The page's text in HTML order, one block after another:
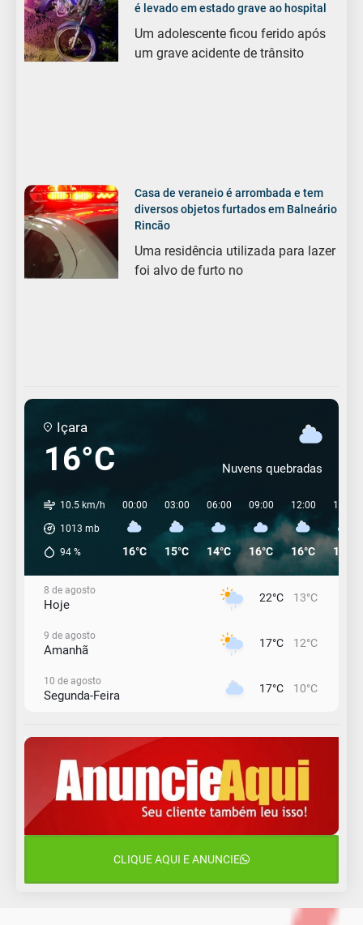
é levado em estado grave ao hospital
Um adolescente ficou ferido após
um grave acidente de trânsito
Casa de veraneio é arrombada e tem
diversos objetos furtados em Balneário
Rincão
Uma residência utilizada para lazer
foi alvo de furto no
Içara
16°C Nuvens quebradas
10.5 km/h
1013 mb
94 %
00:00
16°C
03:00
15°C
06:00
14°C
09:00
16°C
12:00
16°C
15:00
15°C
8 de agosto
Hoje 22°C 13°C
9 de agosto
Amanhã 17°C 12°C
10 de agosto
Segunda-Feira 17°C 10°C
Terça-Feira
12 de agosto
Quarta-Feira
CLIQUE AQUI E ANUNCIE